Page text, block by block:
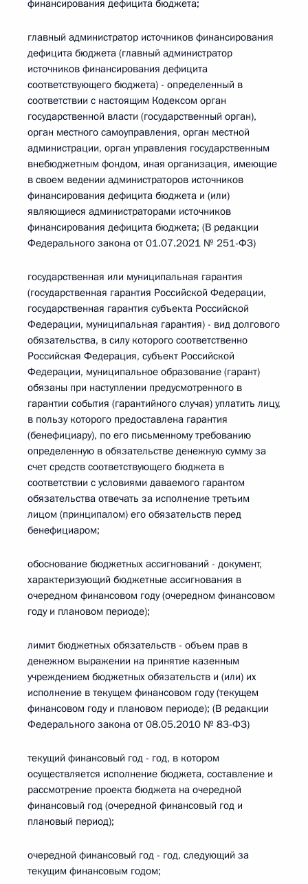
финансирования дефицита бюджета;
главный администратор источников финансирования
дефицита бюджета (главный администратор
источников финансирования дефицита
соответствующего бюджета) - определенный в
соответствии с настоящим Кодексом орган
государственной власти (государственный орган),
орган местного самоуправления, орган местной
администрации, орган управления государственным
внебюджетным фондом, иная организация, имеющие
в своем ведении администраторов источников
финансирования дефицита бюджета и (или)
являющиеся администраторами источников
финансирования дефицита бюджета; (В редакции
Федерального закона от 01.07.2021 № 251-ФЗ)
государственная или муниципальная гарантия
(государственная гарантия Российской Федерации,
государственная гарантия субъекта Российской
Федерации, муниципальная гарантия) - вид долгового
обязательства, в силу которого соответственно
Российская Федерация, субъект Российской
Федерации, муниципальное образование (гарант)
обязаны при наступлении предусмотренного в
гарантии события (гарантийного случая) уплатить лицу,
в пользу которого предоставлена гарантия
(бенефициару), по его письменному требованию
определенную в обязательстве денежную сумму за
счет средств соответствующего бюджета в
соответствии с условиями даваемого гарантом
обязательства отвечать за исполнение третьим
лицом (принципалом) его обязательств перед
бенефициаром;
обоснование бюджетных ассигнований - документ,
характеризующий бюджетные ассигнования в
очередном финансовом году (очередном финансовом
году и плановом периоде);
лимит бюджетных обязательств - объем прав в
денежном выражении на принятие казенным
учреждением бюджетных обязательств и (или) их
исполнение в текущем финансовом году (текущем
финансовом году и плановом периоде); (В редакции
Федерального закона от 08.05.2010 № 83-ФЗ)
текущий финансовый год - год, в котором
осуществляется исполнение бюджета, составление и
рассмотрение проекта бюджета на очередной
финансовый год (очередной финансовый год и
плановый период);
очередной финансовый год - год, следующий за
текущим финансовым годом;